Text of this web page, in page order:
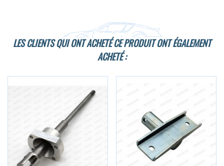
LES CLIENTS QUI ONT ACHETÉ CE PRODUIT ONT ÉGALEMENT
ACHETÉ :